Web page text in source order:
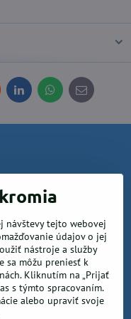
LinkedInWhatsApp
E-
mail
návštevy tejto webovej
údajov o jej
nástroje a služby
sa môžu preniesť k
Kliknutím na „Prijať
s týmto spracovaním.
alebo upraviť svoje